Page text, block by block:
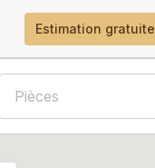
Estimation gratuite